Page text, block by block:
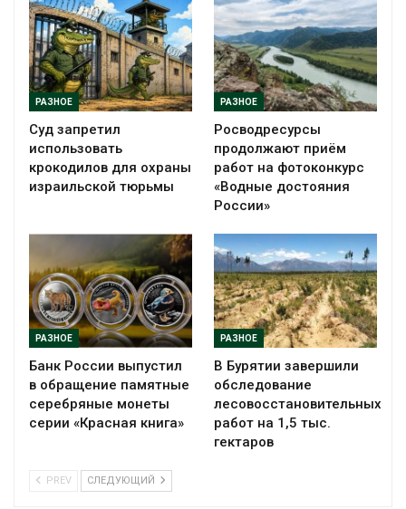
РАЗНОЕ
Суд запретил
использовать
крокодилов для охраны
израильской тюрьмы
РАЗНОЕ
Росводресурсы
продолжают приём
работ на фотоконкурс
«Водные достояния
России»
РАЗНОЕ
Банк России выпустил
в обращение памятные
серебряные монеты
серии «Красная книга»
РАЗНОЕ
В Бурятии завершили
обследование
лесовосстановительных
работ на 1,5 тыс.
гектаров
PREV СЛЕДУЮЩИЙ